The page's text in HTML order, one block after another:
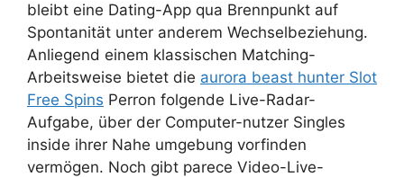
bleibt eine Dating-App qua Brennpunkt auf
Spontanität unter anderem Wechselbeziehung.
Anliegend einem klassischen Matching-
Arbeitsweise bietet die aurora beast hunter Slot
Free Spins Perron folgende Live-Radar-
Aufgabe, über der Computer-nutzer Singles
inside ihrer Nahe umgebung vorfinden
vermögen. Noch gibt parece Video-Live-